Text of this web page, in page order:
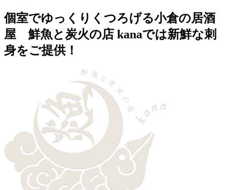
個室でゆっくりくつろげる小倉の居酒
屋 鮮魚と炭火の店 kanaでは新鮮な刺
身をご提供！